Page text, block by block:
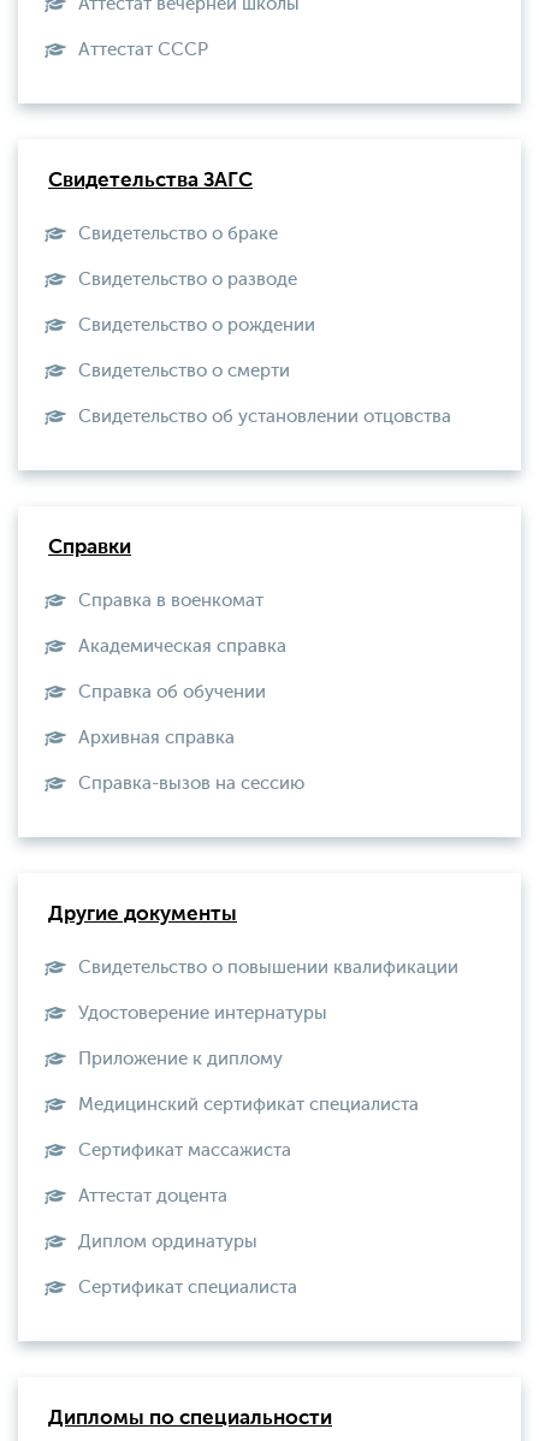
Аттестат вечерней школы
Aттестат СССР
Свидетельства ЗАГС
Свидетельство о браке
Свидетельство о разводе
Свидетельство о рождении
Свидетельство о смерти
Свидетельство об установлении отцовства
Справки
Справка в военкомат
Академическая справка
Справка об обучении
Архивная справка
Справка-вызов на сессию
Другие документы
Свидетельство о повышении квалификации
Удостоверение интернатуры
Приложение к диплому
Медицинский сертификат специалиста
Сертификат массажиста
Аттестат доцента
Диплом ординатуры
Сертификат специалиста
Дипломы по специальности